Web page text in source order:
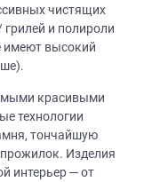
чистящих
грилей и полироли
имеют высокий
красивыми
технологии
тончайшую
Изделия
интерьер ─ от